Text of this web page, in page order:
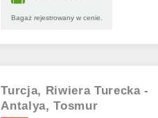
Bagaż rejestrowany w cenie.
Turcja, Riwiera Turecka -
Antalya,Tosmur